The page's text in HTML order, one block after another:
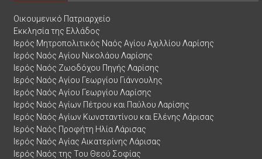
Οικουμενικό Πατριαρχείο
Εκκλησία της Ελλάδος
Ιερός Μητροπολιτικός Ναός Αγίου Αχιλλίου Λαρίσης
Ιερός Ναός Αγίου Νικολάου Λαρίσης
Ιερός Ναός Ζωοδόχου Πηγής Λαρίσης
Ιερός Ναός Αγίου Γεωργίου Γιάννουλης
Ιερός Ναός Αγίου Γεωργίου Λαρίσης
Ιερός Ναός Αγίων Πέτρου και Παύλου Λαρίσης
Ιερός Ναός Αγίων Κωνσταντίνου και Ελένης Λάρισας
Ιερός Ναός Προφήτη Ηλία Λάρισας
Ιερός Ναός Αγίας Αικατερίνης Λάρισας
Ιερός Ναός της Του Θεού Σοφίας